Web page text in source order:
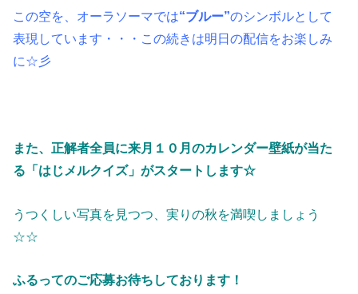
この空を、オーラソーマでは“ブルー”のシンボルとして
表現しています・・・この続きは明日の配信をお楽しみ
に☆彡
また、正解者全員に来月１０月のカレンダー壁紙が当た
る「はじメルクイズ」がスタートします☆
うつくしい写真を見つつ、実りの秋を満喫しましょう
☆☆
ふるってのご応募お待ちしております！